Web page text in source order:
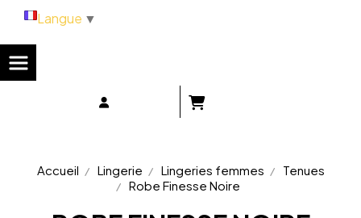
Accueil Lingerie Lingeries femmes
Tenues
Robe Finesse Noire
Langue ▼